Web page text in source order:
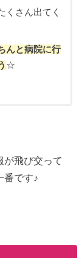
くさん出てく
んと病院に行
☆
が飛び交って
番です♪